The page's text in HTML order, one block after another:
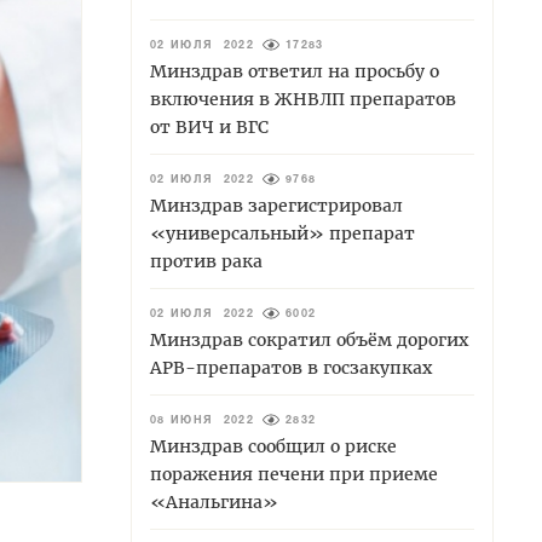
02 ИЮЛЯ 2022 17283
Минздрав ответил на просьбу о
включения в ЖНВЛП препаратов
от ВИЧ и ВГС
02 ИЮЛЯ 2022 9768
Минздрав зарегистрировал
«универсальный» препарат
против рака
02 ИЮЛЯ 2022 6002
Минздрав сократил объём дорогих
АРВ-препаратов в госзакупках
08 ИЮНЯ 2022 2832
Минздрав сообщил о риске
поражения печени при приеме
«Анальгина»